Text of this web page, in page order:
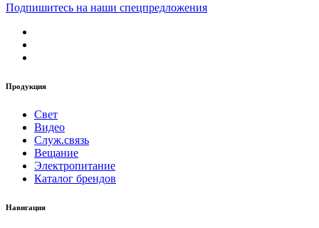
Подпишитесь на наши спецпредложения
Продукция
Свет
Видео
Служ.связь
Вещание
Электропитание
Каталог брендов
Навигация